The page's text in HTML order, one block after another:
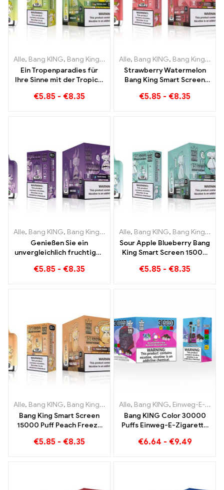
Alle, Bang KING, Bang King Smart Screen 15000 Puff ,Einweg-E-
Ein Tropenparadies für
Ihre Sinne mit der Tropical
Screen 15000 Puff
€5.85 - €8.35
Alle, Bang KING, Bang King Smart Screen 15000 Puff
Strawberry Watermelon
Bang King Smart Screen
den entspannenden
€5.85 - €8.35
Alle, Bang KING, Bang King Smart Screen 15000 Puff ,Einweg-E-
Genießen Sie ein
unvergleichlich fruchtiges
Jelly Bang King Smart
€5.85 - €8.35
Alle, Bang KING, Bang King Smart Screen 15000 Puff
Sour Apple Blueberry Bang
King Smart Screen 15000
Dampferlebnis voller
€5.85 - €8.35
Alle, Bang KING, Bang King Smart Screen 15000 Puff ,Einweg-E-
Bang King Smart Screen
15000 Puff Peach Freeze
€5.85 - €8.35
Alle, Bang KING, Einweg-E-Zigaretten Litauen
Bang KING Color 30000
Puffs Einweg-E-Zigarette
den
€6.64 - €9.49